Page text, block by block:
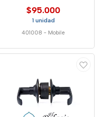
$95.000
1 unidad
401008 - Mobile